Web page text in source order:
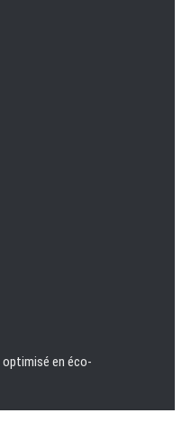
optimisé en éco-